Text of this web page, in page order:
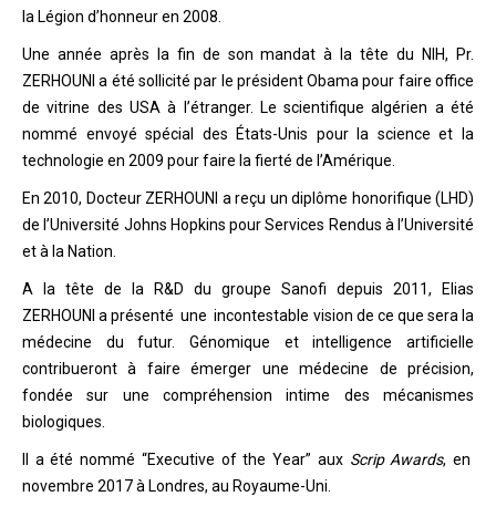
la Légion d’honneur en 2008.
Une année après la fin de son mandat à la tête du NIH, Pr.
ZERHOUNI a été sollicité par le président Obama pour faire office
de vitrine des USA à l’étranger. Le scientifique algérien a été
nommé envoyé spécial des États-Unis pour la science et la
technologie en 2009 pour faire la fierté de l’Amérique.
En 2010, Docteur ZERHOUNI a reçu un diplôme honorifique (LHD)
de l’Université Johns Hopkins pour Services Rendus à l’Université
et à la Nation.
A la tête de la R&D du groupe Sanofi depuis 2011, Elias
ZERHOUNI a présenté une incontestable vision de ce que sera la
médecine du futur. Génomique et intelligence artificielle
contribueront à faire émerger une médecine de précision,
fondée sur une compréhension intime des mécanismes
biologiques.
Il a été nommé “Executive of the Year” aux Scrip Awards, en
novembre 2017 à Londres, au Royaume-Uni.